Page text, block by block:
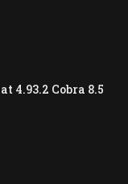
4.93.2 Cobra 8.5